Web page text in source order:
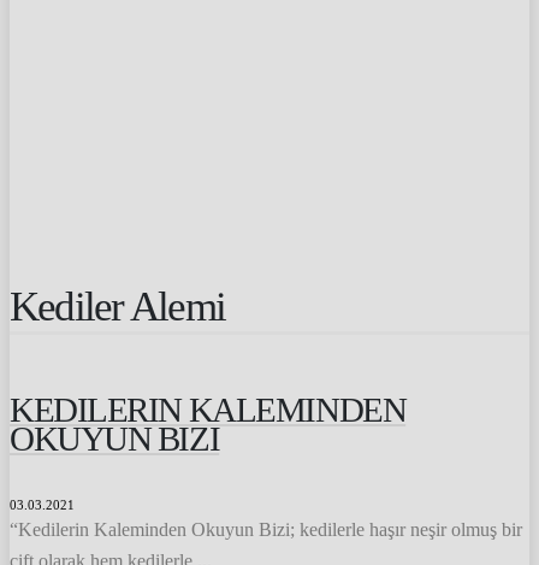
Kediler Alemi
KEDILERIN KALEMINDEN
OKUYUN BIZI
03.03.2021
“Kedilerin Kaleminden Okuyun Bizi; kedilerle haşır neşir olmuş bir
çift olarak hem kedilerle ...